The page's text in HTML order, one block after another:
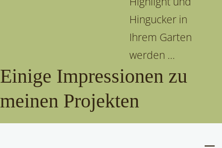
Hingucker in
Ihrem Garten
werden ...
Einige Impressionen zu
meinen Projekten